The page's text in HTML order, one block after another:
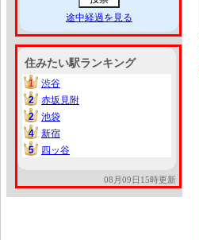
途中経過を見る
住みたい駅ランキング
1
1
渋谷
2
2
赤坂見附
2
2
池袋
4
4
新宿
5
5 四ッ谷
08月09日15時更新